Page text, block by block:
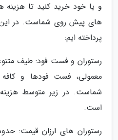
و یا خود خرید کنید تا هزینه
های پیش روی شماست. در این
پرداخته ایم:
رستوران و فست فود: طیف
معمولی، فست فودها و
شماست. در زیر متوسط
است.